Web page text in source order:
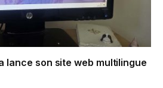
lance son site web multilingue